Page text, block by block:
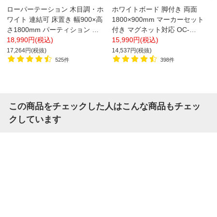
ローパーテーション 木目調・ホ
ワイト 連結可 床置き 幅900×高
さ1800mm パーティション 衝
立 間仕切り オフィス 目隠し
18,990円(税込)
17,264円(税抜)
525件
ホワイトボード 脚付き 両面
1800×900mm マーカーセット
付き マグネット対応 OC-
WB1890R2 白板
15,990円(税込)
14,537円(税抜)
398件
この商品をチェックした人はこんな商品もチェッ
クしています